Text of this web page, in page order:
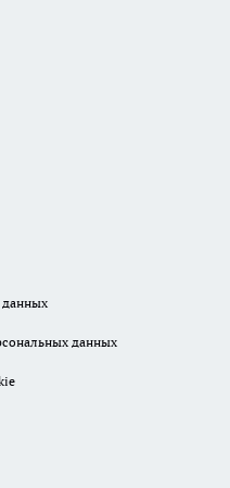
данных
данных